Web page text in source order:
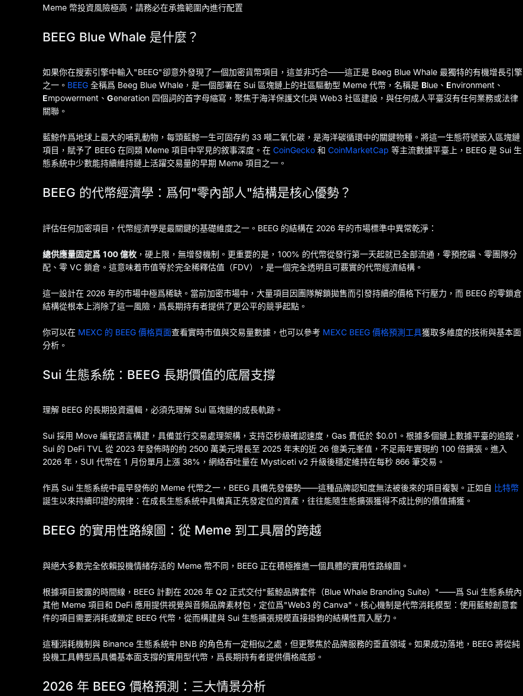
Meme 幣投資風險極高，請務必在承擔範圍內進行配置
BEEG Blue Whale 是什麼？
如果你在搜索引擎中輸入"BEEG"卻意外發現了一個加密貨幣項目，這並非巧合——這正是 Beeg Blue Whale 最獨特的有機增長引擎
之一。 BEEG 全稱爲 Beeg Blue Whale，是一個部署在 Sui 區塊鏈上的社區驅動型 Meme 代幣，名稱是 Blue、 Environment、
Empowerment、 Generation 四個詞的首字母縮寫，聚焦于海洋保護文化與 Web3 社區建設，與任何成人平臺沒有任何業務或法律
關聯。
藍鯨作爲地球上最大的哺乳動物，每頭藍鯨一生可固存約 33 噸二氧化碳，是海洋碳循環中的關鍵物種。將這一生態符號嵌入區塊鏈
項目，賦予了 BEEG 在同類 Meme 項目中罕見的敘事深度。在 CoinGecko 和 CoinMarketCap 等主流數據平臺上，BEEG 是 Sui 生
態系統中少數能持續維持鏈上活躍交易量的早期 Meme 項目之一。
BEEG 的代幣經濟學：爲何"零內部人"結構是核心優勢？
評估任何加密項目，代幣經濟學是最關鍵的基礎維度之一。BEEG 的結構在 2026 年的市場標準中異常乾淨：
總供應量固定爲 100 億枚 ，硬上限，無增發機制。更重要的是，100% 的代幣從發行第一天起就已全部流通，零預挖礦、零團隊分
配、零 VC 鎖倉。這意味着市值等於完全稀釋估值（FDV），是一個完全透明且可覈實的代幣經濟結構。
這一設計在 2026 年的市場中極爲稀缺。當前加密市場中，大量項目因團隊解鎖拋售而引發持續的價格下行壓力，而 BEEG 的零鎖倉
結構從根本上消除了這一風險，爲長期持有者提供了更公平的競爭起點。
你可以在 MEXC 的 BEEG 價格頁面查看實時市值與交易量數據，也可以參考 MEXC BEEG 價格預測工具獲取多維度的技術與基本面
分析。
Sui 生態系統：BEEG 長期價值的底層支撐
理解 BEEG 的長期投資邏輯，必須先理解 Sui 區塊鏈的成長軌跡。
Sui 採用 Move 編程語言構建，具備並行交易處理架構，支持亞秒級確認速度，Gas 費低於 $0.01。根據多個鏈上數據平臺的追蹤，
Sui 的 DeFi TVL 從 2023 年發佈時的約 2500 萬美元增長至 2025 年末的近 26 億美元峯值，不足兩年實現約 100 倍擴張。進入
2026 年，SUI 代幣在 1 月份單月上漲 38%，網絡吞吐量在 Mysticeti v2 升級後穩定維持在每秒 866 筆交易。
作爲 Sui 生態系統中最早發佈的 Meme 代幣之一，BEEG 具備先發優勢——這種品牌認知度無法被後來的項目複製。正如自 比特幣
誕生以來持續印證的規律：在成長生態系統中具備真正先發定位的資產，往往能隨生態擴張獲得不成比例的價值捕獲。
BEEG 的實用性路線圖：從 Meme 到工具層的跨越
與絕大多數完全依賴投機情緒存活的 Meme 幣不同，BEEG 正在積極推進一個具體的實用性路線圖。
根據項目披露的時間線，BEEG 計劃在 2026 年 Q2 正式交付"藍鯨品牌套件（Blue Whale Branding Suite）"——爲 Sui 生態系統內
其他 Meme 項目和 DeFi 應用提供視覺與音頻品牌素材包，定位爲"Web3 的 Canva"。核心機制是代幣消耗模型：使用藍鯨創意套
件的項目需要消耗或鎖定 BEEG 代幣，從而構建與 Sui 生態擴張規模直接掛鉤的結構性買入壓力。
這種消耗機制與 Binance 生態系統中 BNB 的角色有一定相似之處，但更聚焦於品牌服務的垂直領域。如果成功落地，BEEG 將從純
投機工具轉型爲具備基本面支撐的實用型代幣，爲長期持有者提供價格底部。
2026 年 BEEG 價格預測：三大情景分析